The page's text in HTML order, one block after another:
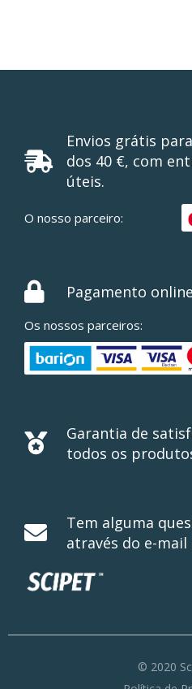
Envios grátis
dos 40 €, com
úteis.
O nosso parceiro:
Pagamento
Os nossos parceiros:
Garantia de
todos os
Tem alguma
através do e-
© 2020